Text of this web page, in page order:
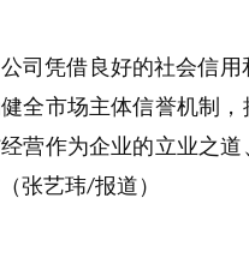
司凭借良好的社会信
全市场主体信誉机制
营作为企业的立业之
张艺玮/报道）